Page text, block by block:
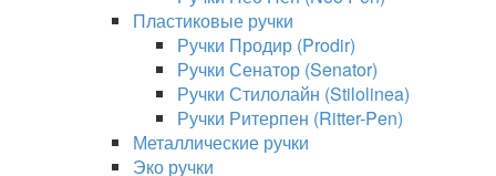
Пластиковые ручки
Ручки Продир (Prodir)
Ручки Сенатор (Senator)
Ручки Стилолайн (Stilolinea)
Ручки Ритерпен (Ritter-Pen)
Металлические ручки
Эко ручки